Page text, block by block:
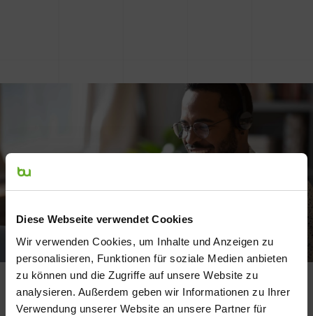
Diese Webseite verwendet Cookies
Wir verwenden Cookies, um Inhalte und Anzeigen zu
personalisieren, Funktionen für soziale Medien anbieten
zu können und die Zugriffe auf unsere Website zu
analysieren. Außerdem geben wir Informationen zu Ihrer
Verwendung unserer Website an unsere Partner für
BRING A FRIEND